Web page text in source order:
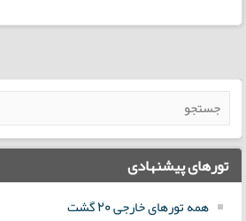
تورهای پیشنهادی
همه تورهای خارجی 20 گشت